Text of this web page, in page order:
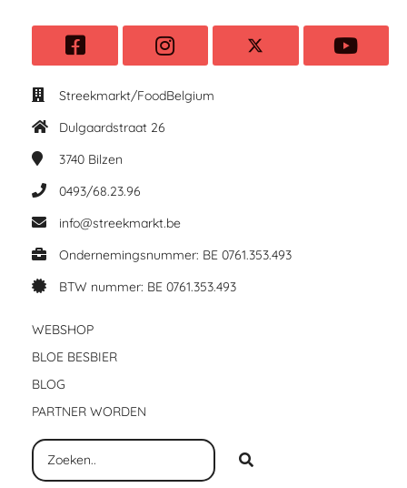
Streekmarkt/FoodBelgium
Dulgaardstraat 26
3740 Bilzen
0493/68.23.96
info@streekmarkt.be
Ondernemingsnummer: BE 0761.353.493
BTW nummer: BE 0761.353.493
WEBSHOP
BLOE BESBIER
BLOG
PARTNER WORDEN